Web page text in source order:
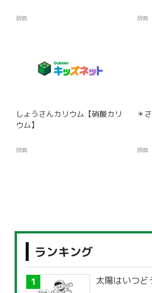
辞典 辞典
しょうさんカリウム【硝酸カリ
ウム】
辞典
＊
辞典
ランキング
太陽はいつど